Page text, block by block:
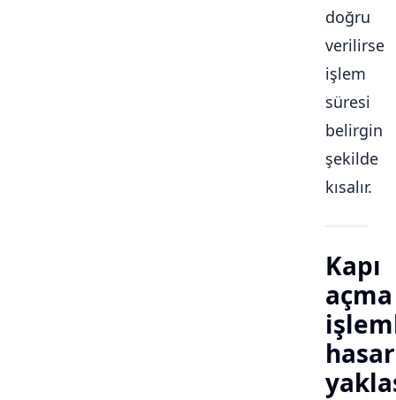
doğru
verilirse
işlem
süresi
belirgin
şekilde
kısalır.
Kapı
açma